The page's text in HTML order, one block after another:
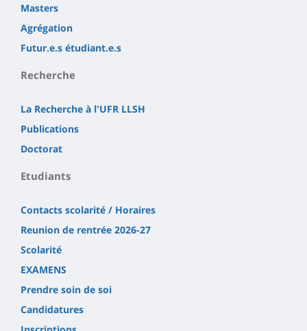
Masters
Agrégation
Futur.e.s étudiant.e.s
Recherche
La Recherche à l'UFR LLSH
Publications
Doctorat
Etudiants
Contacts scolarité / Horaires
Reunion de rentrée 2026-27
Scolarité
EXAMENS
Prendre soin de soi
Candidatures